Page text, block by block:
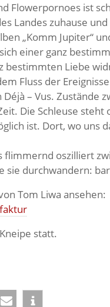
Flowerpornoes ist
Landes zuhause
„Komm Jupiter“
einer ganz
bestimmten Liebe
Fluss der
– Vus. Zustände
Die Schleuse
ist. Dort, wo uns
flimmernd oszilliert
sie durchwandern:
Tom Liwa ansehen:
statt.